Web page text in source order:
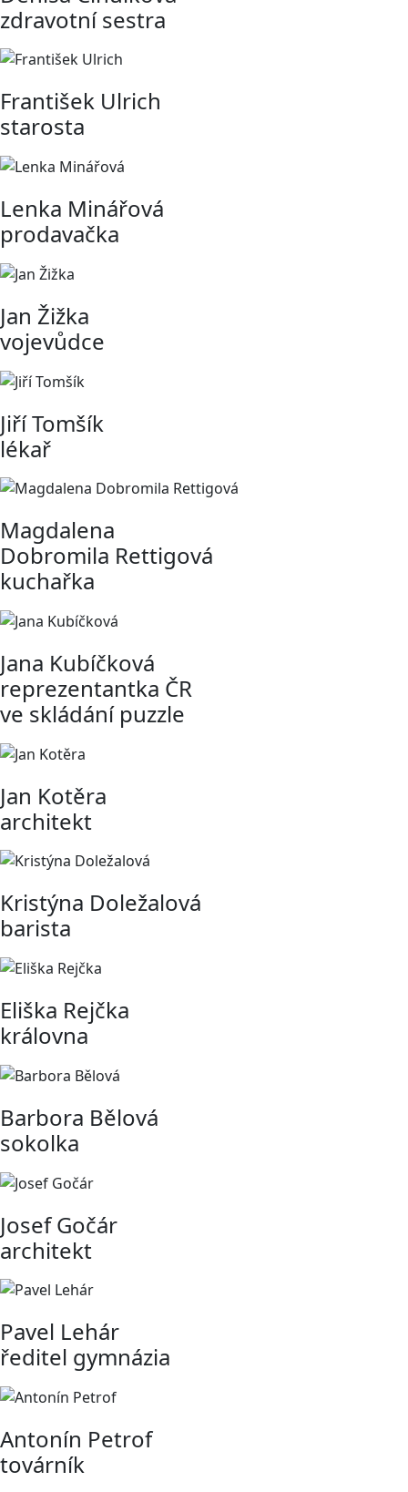
zdravotní sestra
František Ulrich
starosta
Lenka Minářová
prodavačka
Jan Žižka
vojevůdce
Jiří Tomšík
lékař
Magdalena
Dobromila Rettigová
kuchařka
Jana Kubíčková
reprezentantka ČR
ve skládání puzzle
Jan Kotěra
architekt
Kristýna Doležalová
barista
Eliška Rejčka
královna
Barbora Bělová
sokolka
Josef Gočár
architekt
Pavel Lehár
ředitel gymnázia
Antonín Petrof
továrník